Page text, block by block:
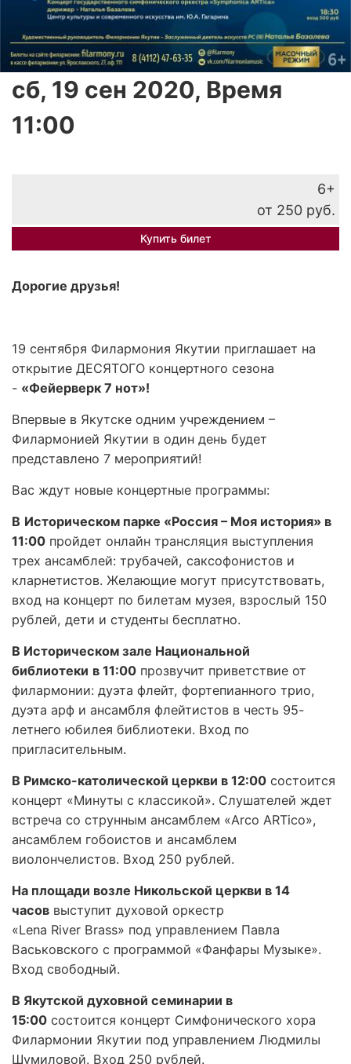
сб, 19 сен 2020, Время
11:00
6+
от 250 руб.
Купить билет
Дорогие друзья!
19 сентября Филармония Якутии приглашает на
открытие ДЕСЯТОГО концертного сезона
- «Фейерверк 7 нот»!
Впервые в Якутске одним учреждением –
Филармонией Якутии в один день будет
представлено 7 мероприятий!
Вас ждут новые концертные программы:
В Историческом парке «Россия – Моя история» в
11:00 пройдет онлайн трансляция выступления
трех ансамблей: трубачей, саксофонистов и
кларнетистов. Желающие могут присутствовать,
вход на концерт по билетам музея, взрослый 150
рублей, дети и студенты бесплатно.
В Историческом зале Национальной
библиотеки в 11:00 прозвучит приветствие от
филармонии: дуэта флейт, фортепианного трио,
дуэта арф и ансамбля флейтистов в честь 95-
летнего юбилея библиотеки. Вход по
пригласительным.
В Римско-католической церкви в 12:00 состоится
концерт «Минуты с классикой». Слушателей ждет
встреча со струнным ансамблем «Arco ARTico»,
ансамблем гобоистов и ансамблем
виолончелистов. Вход 250 рублей.
На площади возле Никольской церкви в 14
часов выступит духовой оркестр
«Lena River Brass» под управлением Павла
Васьковского с программой «Фанфары Музыке».
Вход свободный.
В Якутской духовной семинарии в
15:00 состоится концерт Симфонического хора
Филармонии Якутии под управлением Людмилы
Шумиловой. Вход 250 рублей.